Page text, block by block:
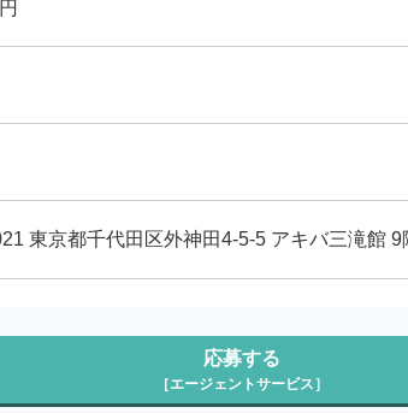
東京都千代田区外神田4-5-5 アキバ三滝館 9
応募する
［エージェントサービス］